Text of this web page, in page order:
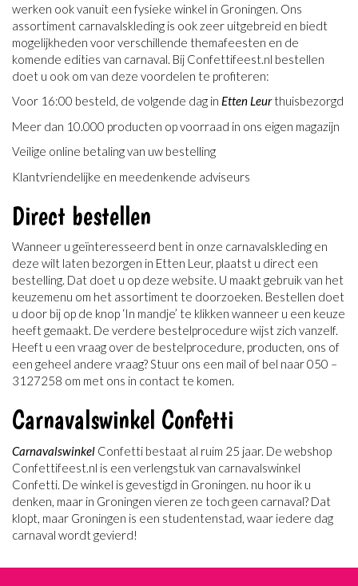
werken ook vanuit een fysieke winkel in Groningen. Ons
assortiment carnavalskleding is ook zeer uitgebreid en biedt
mogelijkheden voor verschillende themafeesten en de
komende edities van carnaval. Bij Confettifeest.nl bestellen
doet u ook om van deze voordelen te profiteren:
Voor 16:00 besteld, de volgende dag in Etten Leurthuisbezorgd
Meer dan 10.000 producten op voorraad in ons eigen magazijn
Veilige online betaling van uw bestelling
Klantvriendelijke en meedenkende adviseurs
Direct bestellen
Wanneer u geïnteresseerd bent in onze carnavalskleding en
deze wilt laten bezorgen in Etten Leur, plaatst u direct een
bestelling. Dat doet u op deze website. U maakt gebruik van het
keuzemenu om het assortiment te doorzoeken. Bestellen doet
u door bij op de knop ‘In mandje’ te klikken wanneer u een keuze
heeft gemaakt. De verdere bestelprocedure wijst zich vanzelf.
Heeft u een vraag over de bestelprocedure, producten, ons of
een geheel andere vraag? Stuur ons een mail of bel naar 050 –
3127258 om met ons in contact te komen.
Carnavalswinkel Confetti
Carnavalswinkel Confetti bestaat al ruim 25 jaar. De webshop
Confettifeest.nl is een verlengstuk van carnavalswinkel
Confetti. De winkel is gevestigd in Groningen. nu hoor ik u
denken, maar in Groningen vieren ze toch geen carnaval? Dat
klopt, maar Groningen is een studentenstad, waar iedere dag
carnaval wordt gevierd!